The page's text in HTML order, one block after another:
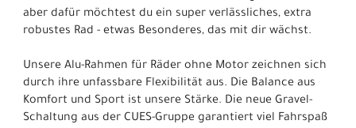
aber dafür möchtest du ein super verlässliches, extra
robustes Rad - etwas Besonderes, das mit dir wächst.
Unsere Alu-Rahmen für Räder ohne Motor zeichnen sich
durch ihre unfassbare Flexibilität aus. Die Balance aus
Komfort und Sport ist unsere Stärke. Die neue Gravel-
Schaltung aus der CUES-Gruppe garantiert viel Fahrspaß